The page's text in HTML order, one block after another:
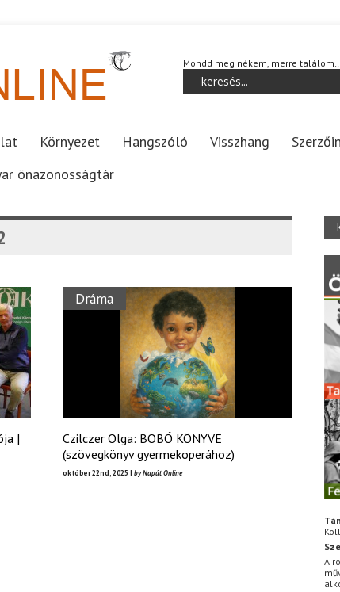
Mondd meg nékem, merre
Környezet Hangszóló Visszhang
önazonosságtár
|
Dráma
Czilczer Olga: BOBÓ KÖNYVE
(szövegkönyv gyermekoperához)
október 22nd, 2025 | by Napút Online
A